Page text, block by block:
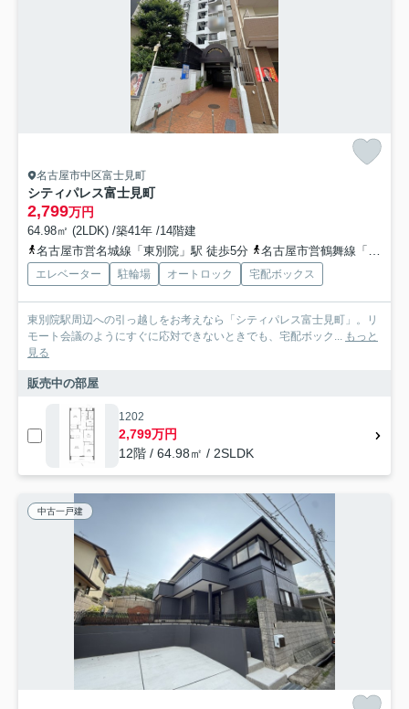
名古屋市中区富士見町
シティパレス富士見町
2,799万円
64.98㎡ (2LDK) /築41年 /14階建
名古屋市営名城線「東別院」駅 徒歩5分
名古屋市営鶴舞線「上前津」駅 徒歩6分
エレベーター 駐輪場 オートロック 宅配ボックス
東別院駅周辺への引っ越しをお考えなら「シティパレス富士見町」。リ
モート会議のようにすぐに応対できないときでも、宅配ボック... もっと
見る
販売中の部屋
1202
2,799万円
12階 / 64.98㎡ / 2SLDK
中古一戸建